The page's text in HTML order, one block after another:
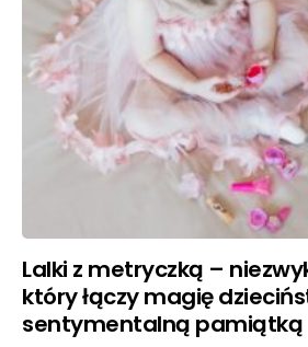
Lalki z metryczką –
który łączy magię
sentymentalną pamiątką